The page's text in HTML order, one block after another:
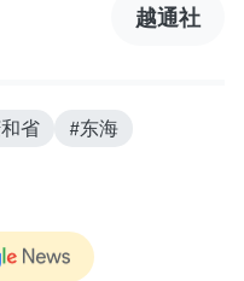
越通社
省 #东海